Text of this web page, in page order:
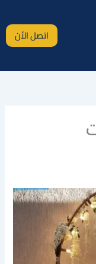
اتصل الأن